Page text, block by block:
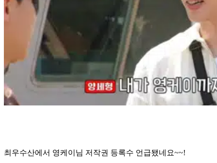
최우수산에서 영케이님 저작권 등록수 언급됐네요~~!